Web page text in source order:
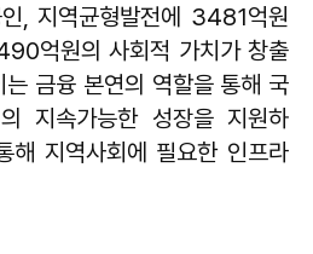
, 지역균형발전에 3481억원
억원의 사회적 가치가 창출
금융 본연의 역할을 통해 국
지속가능한 성장을 지원하
해 지역사회에 필요한 인프라